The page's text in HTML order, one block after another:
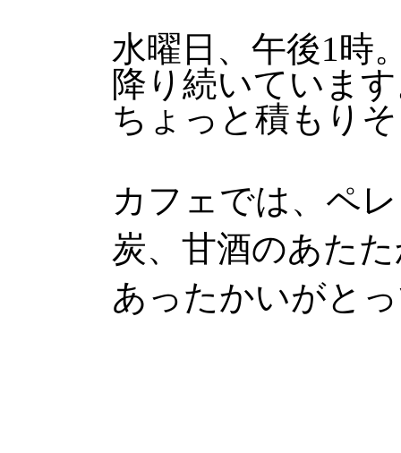
水曜日、午後1時
降り続いていま
ちょっと積もり
カフェでは、ペ
炭、甘酒のあた
あったかいがと